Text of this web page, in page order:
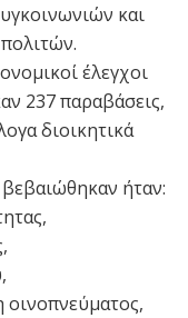
και
έλεγχοι
237 παραβάσεις,
διοικητικά
ήταν:
οινοπνεύματος,